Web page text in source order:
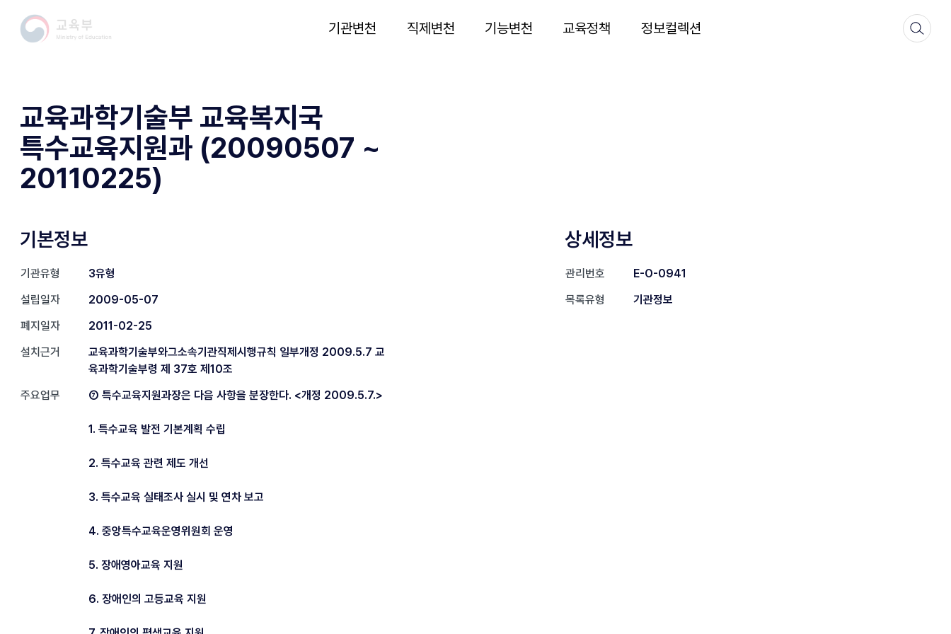
기관변천 직제변천 기능변천 교육정책 정보컬렉션
교육과학기술부 교육복지국
특수교육지원과 (20090507 ~
20110225)
기본정보
기관유형
3유형
설립일자
2009-05-07
폐지일자
2011-02-25
설치근거
교육과학기술부와그소속기관직제시행규칙 일부개정 2009.5.7 교
육과학기술부령 제 37호 제10조
주요업무
⑦ 특수교육지원과장은 다음 사항을 분장한다. <개정 2009.5.7.>
1. 특수교육 발전 기본계획 수립
2. 특수교육 관련 제도 개선
3. 특수교육 실태조사 실시 및 연차 보고
4. 중앙특수교육운영위원회 운영
5. 장애영아교육 지원
6. 장애인의 고등교육 지원
상세정보
관리번호
E-O-0941
목록유형
기관정보